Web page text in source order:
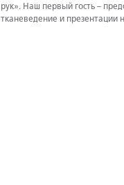
рук». Наш первый гость –
тканеведение и презентации